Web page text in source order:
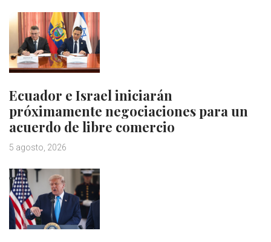
Ecuador e Israel iniciarán
próximamente negociaciones para un
acuerdo de libre comercio
5 agosto, 2026